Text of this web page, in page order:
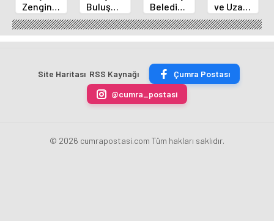
Zengin
Mutfağı
GastroFest'te
Tanıtılacak
Buluşma
Noktası
Talha
Bayrakçı
Yükseliyor
Belediye
Başkanı
Kılca
Yeni
Açıkladı
ve Uzay
Yaz
Kursu
Başladı
Site Haritası RSS Kaynağı
Çumra Postası
@cumra_postasi
© 2026 cumrapostasi.com Tüm hakları saklıdır.